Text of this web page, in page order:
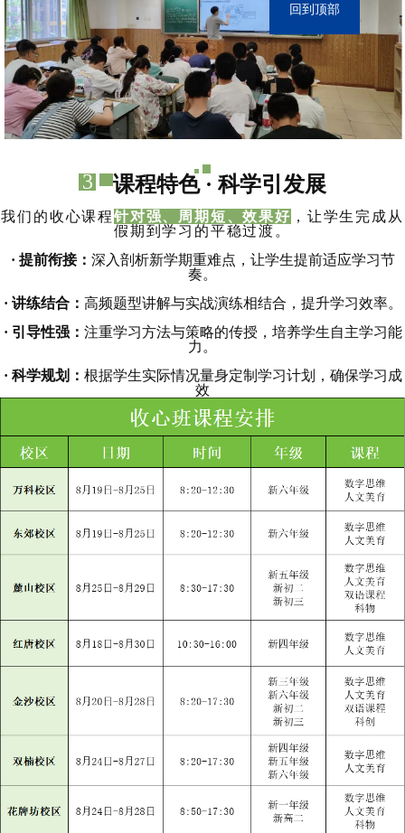
3 课程特色 · 科学引发展
我们的收心课程针对强、周期短、效果好 ，让学生完成从
假期到学习的平稳过渡。
· 提前衔接： 深入剖析新学期重难点，让学生提前适应学习节
奏。
· 讲练结合： 高频题型讲解与实战演练相结合，提升学习效率。
· 引导性强： 注重学习方法与策略的传授，培养学生自主学习能
力。
· 科学规划： 根据学生实际情况量身定制学习计划，确保学习成
效
回到顶部